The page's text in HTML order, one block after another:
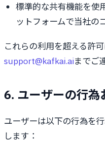
標準的な共有機能を使
ットフォームで当社の
これらの利用を超える許可
support@kafkai.aiまでご
6. ユーザーの行為
ユーザーは以下の行為を
します：